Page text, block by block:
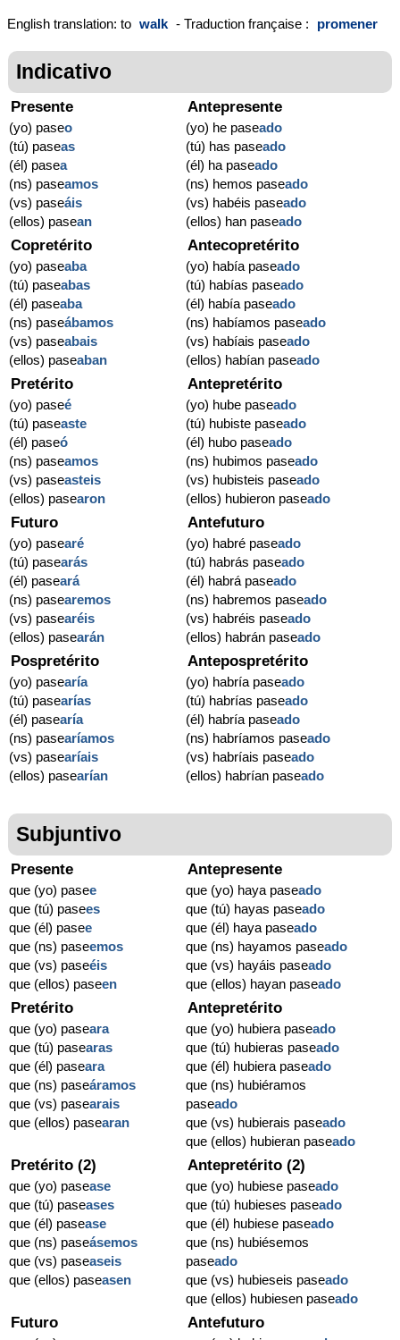
English translation: to walk - Traduction française : promener
Indicativo
Presente
(yo) paseo
(tú) paseas
(él) pasea
(ns) paseamos
(vs) paseáis
(ellos) pasean
Antepresente
(yo) he paseado
(tú) has paseado
(él) ha paseado
(ns) hemos paseado
(vs) habéis paseado
(ellos) han paseado
Copretérito
(yo) paseaba
(tú) paseabas
(él) paseaba
(ns) paseábamos
(vs) paseabais
(ellos) paseaban
Antecopretérito
(yo) había paseado
(tú) habías paseado
(él) había paseado
(ns) habíamos paseado
(vs) habíais paseado
(ellos) habían paseado
Pretérito
(yo) paseé
(tú) paseaste
(él) paseó
(ns) paseamos
(vs) paseasteis
(ellos) pasearon
Antepretérito
(yo) hube paseado
(tú) hubiste paseado
(él) hubo paseado
(ns) hubimos paseado
(vs) hubisteis paseado
(ellos) hubieron paseado
Futuro
(yo) pasearé
(tú) pasearás
(él) paseará
(ns) pasearemos
(vs) pasearéis
(ellos) pasearán
Antefuturo
(yo) habré paseado
(tú) habrás paseado
(él) habrá paseado
(ns) habremos paseado
(vs) habréis paseado
(ellos) habrán paseado
Pospretérito
(yo) pasearía
(tú) pasearías
(él) pasearía
(ns) pasearíamos
(vs) pasearíais
(ellos) pasearían
Antepospretérito
(yo) habría paseado
(tú) habrías paseado
(él) habría paseado
(ns) habríamos paseado
(vs) habríais paseado
(ellos) habrían paseado
Subjuntivo
Presente
que (yo) pasee
que (tú) pasees
que (él) pasee
que (ns) paseemos
que (vs) paseéis
que (ellos) paseen
Antepresente
que (yo) haya paseado
que (tú) hayas paseado
que (él) haya paseado
que (ns) hayamos paseado
que (vs) hayáis paseado
que (ellos) hayan paseado
Pretérito
que (yo) paseara
que (tú) pasearas
que (él) paseara
que (ns) paseáramos
que (vs) pasearais
que (ellos) pasearan
Antepretérito
que (yo) hubiera paseado
que (tú) hubieras paseado
que (él) hubiera paseado
que (ns) hubiéramos
paseado
que (vs) hubierais paseado
que (ellos) hubieran paseado
Pretérito (2)
que (yo) pasease
que (tú) paseases
que (él) pasease
que (ns) paseásemos
que (vs) paseaseis
que (ellos) paseasen
Antepretérito (2)
que (yo) hubiese paseado
que (tú) hubieses paseado
que (él) hubiese paseado
que (ns) hubiésemos
paseado
que (vs) hubieseis paseado
que (ellos) hubiesen paseado
Futuro Antefuturo